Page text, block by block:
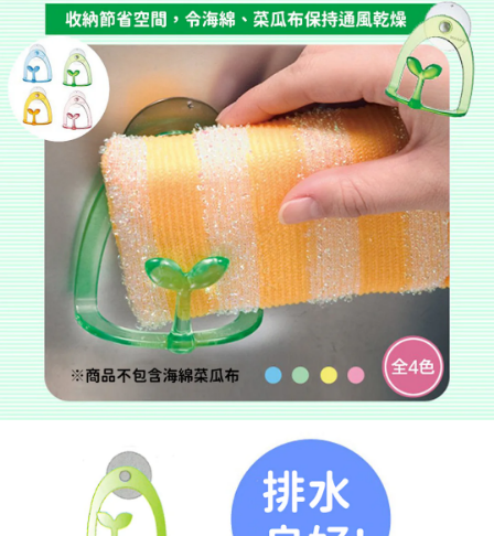
５．嚴禁一人註冊多個帳號或使用他人資訊註冊。若發現惡意使用之情形，
恩沛科技股份有限公司將有權停止該用戶之使用額度並採取法律行動。